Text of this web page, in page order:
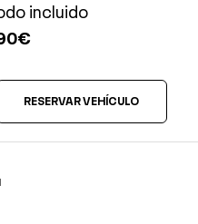
incluido
€
RESERVAR VEHÍCULO